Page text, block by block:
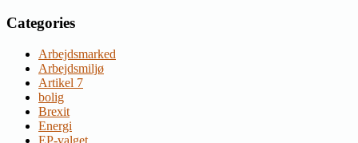
Categories
Arbejdsmarked
Arbejdsmiljø
Artikel 7
bolig
Brexit
Energi
EP-valget